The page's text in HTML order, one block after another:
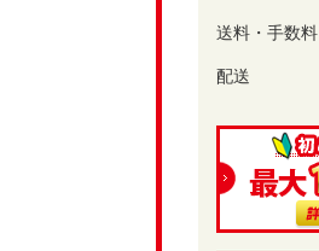
送料・手数料
配送